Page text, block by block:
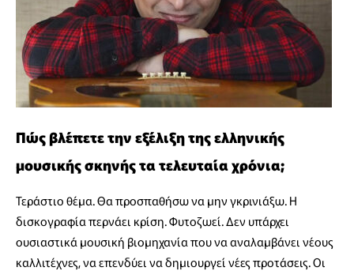
Πώς βλέπετε την εξέλιξη της ελληνικής
μουσικής σκηνής τα τελευταία χρόνια;
Τεράστιο θέμα. Θα προσπαθήσω να μην γκρινιάξω. Η
δισκογραφία περνάει κρίση. Φυτοζωεί. Δεν υπάρχει
ουσιαστικά μουσική βιομηχανία που να αναλαμβάνει νέους
καλλιτέχνες, να επενδύει να δημιουργεί νέες προτάσεις. Οι